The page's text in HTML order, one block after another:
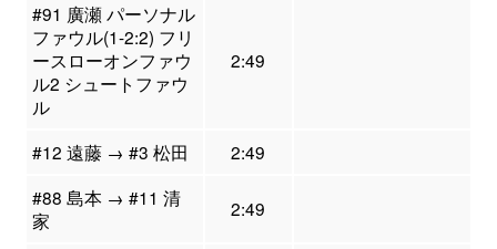
#91 廣瀬 パーソナル
ファウル(1-2:2) フリ
ースローオンファウ
ル2 シュートファウ
ル
2:49
#12 遠藤 → #3 松田
2:49
#88 島本 → #11 清
家
2:49